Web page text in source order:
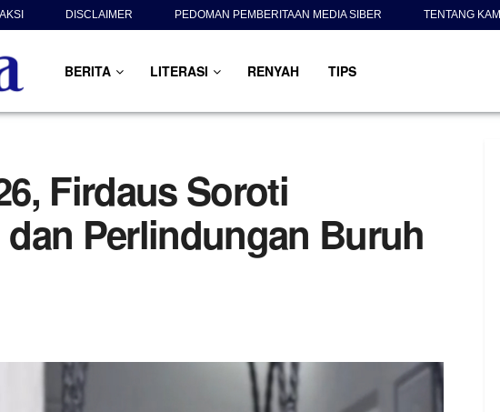
DISCLAIMER PEDOMAN PEMBERITAAN MEDIA SIBER TENTANG KAMI
BERITA LITERASI RENYAH TIPS
Firdaus Soroti
dan Perlindungan Buruh